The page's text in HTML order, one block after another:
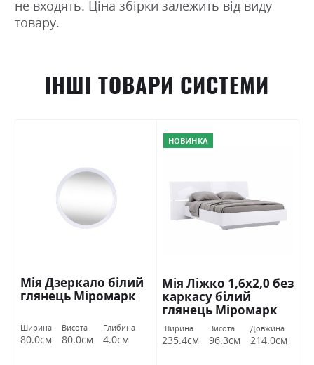
не входять. Ціна збірки залежить від виду
товару.
ІНШІ ТОВАРИ СИСТЕМИ
Мія Дзеркало білий
глянець Міромарк
Ширина
80.0см
Висота
80.0см
Глибина
4.0см
НОВИНКА
Мія Ліжко 1,6х2,0 без
каркасу білий
глянець Міромарк
Ширина
235.4см
Висота
96.3см
Довжина
214.0см